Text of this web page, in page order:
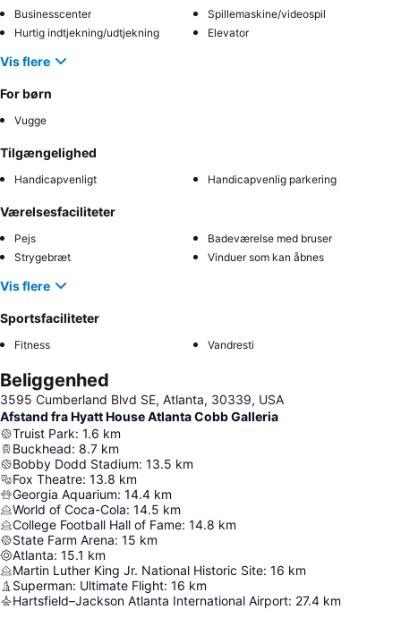
Businesscenter
Spillemaskine/videospil
Hurtig indtjekning/udtjekning
Elevator
Vis flere
For børn
Vugge
Tilgængelighed
Handicapvenligt Handicapvenlig parkering
Værelsesfaciliteter
Pejs
Badeværelse med bruser
Strygebræt
Vinduer som kan åbnes
Vis flere
Sportsfaciliteter
Fitness Vandresti
Beliggenhed
3595 Cumberland Blvd SE, Atlanta, 30339, USA
Afstand fra Hyatt House Atlanta Cobb Galleria
Truist Park: 1.6 km
Buckhead: 8.7 km
Bobby Dodd Stadium: 13.5 km
Fox Theatre: 13.8 km
Georgia Aquarium: 14.4 km
World of Coca-Cola: 14.5 km
College Football Hall of Fame: 14.8 km
State Farm Arena: 15 km
Atlanta: 15.1 km
Martin Luther King Jr. National Historic Site: 16 km
Superman: Ultimate Flight: 16 km
Hartsfield–Jackson Atlanta International Airport: 27.4 km